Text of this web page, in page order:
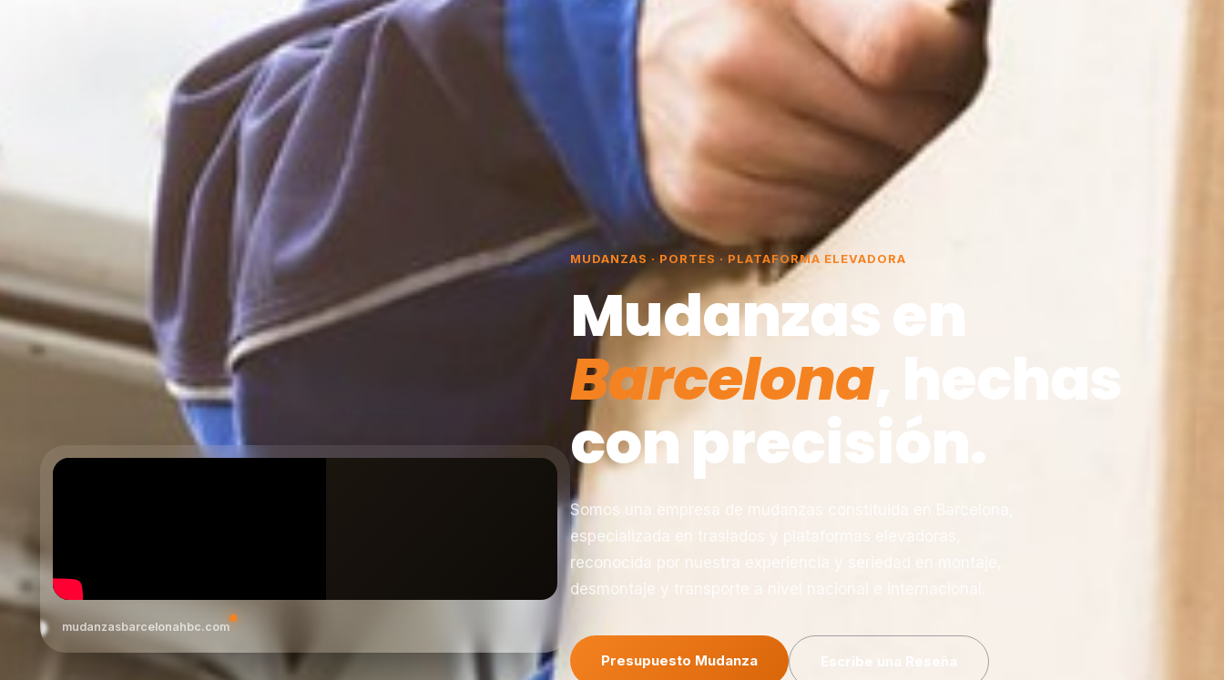
mudanzasbarcelonahbc.com
MUDANZAS · PORTES · PLATAFORMA ELEVADORA
Mudanzas en
Barcelona, hechas
con precisión.
Somos una empresa de mudanzas constituida en Barcelona,
especializada en traslados y plataformas elevadoras,
reconocida por nuestra experiencia y seriedad en montaje,
desmontaje y transporte a nivel nacional e internacional.
Presupuesto Mudanza Escribe una Reseña